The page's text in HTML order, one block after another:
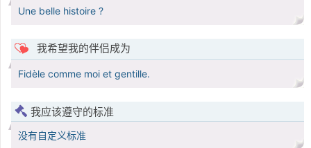
Une belle histoire ?
我希望我的伴侣成为
Fidèle comme moi et gentille.
我应该遵守的标准
没有自定义标准